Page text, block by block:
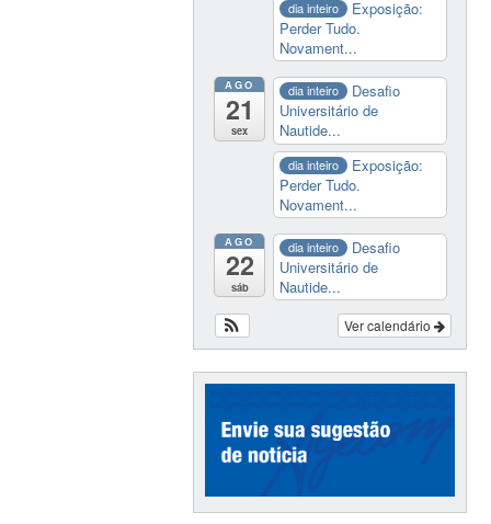
dia inteiro
Exposição:
Perder Tudo.
Novament...
AGO
21
sex
dia inteiro
Desafio
Universitário de
Nautide...
dia inteiro
Exposição:
Perder Tudo.
Novament...
AGO
22
sáb
dia inteiro
Desafio
Universitário de
Nautide...
Ver calendário